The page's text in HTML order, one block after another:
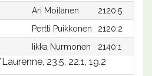
Ari Moilanen
2120:5
Pertti Puikkonen
2120:2
Iikka Nurmonen 2140:1
23.5, 22.1, 19.2